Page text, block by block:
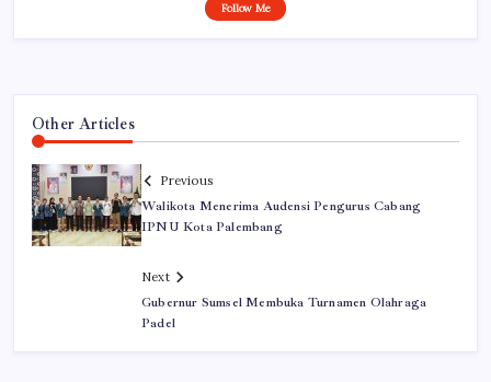
Follow Me
Other Articles
Previous
Walikota Menerima Audensi Pengurus Cabang
IPNU Kota Palembang
Next
Gubernur Sumsel Membuka Turnamen Olahraga
Padel